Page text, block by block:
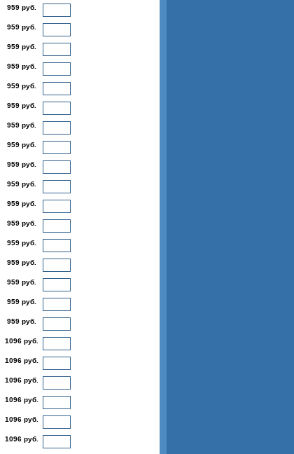
959 руб.
959 руб.
959 руб.
959 руб.
959 руб.
959 руб.
959 руб.
959 руб.
959 руб.
959 руб.
959 руб.
959 руб.
959 руб.
959 руб.
959 руб.
959 руб.
959 руб.
1096 руб.
1096 руб.
1096 руб.
1096 руб.
1096 руб.
1096 руб.